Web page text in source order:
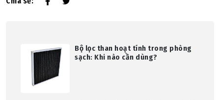
Bộ lọc than hoạt tính trong phòng
sạch: Khi nào cần dùng?